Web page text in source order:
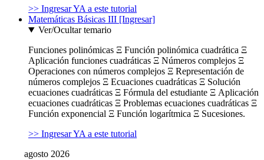
>> Ingresar YA a este tutorial
Matemáticas Básicas III [Ingresar]
Ver/Ocultar temario
Funciones polinómicas Ξ Función polinómica cuadrática Ξ
Aplicación funciones cuadráticas Ξ Números complejos Ξ
Operaciones con números complejos Ξ Representación de
números complejos Ξ Ecuaciones cuadráticas Ξ Solución
ecuaciones cuadráticas Ξ Fórmula del estudiante Ξ Aplicación
ecuaciones cuadráticas Ξ Problemas ecuaciones cuadráticas Ξ
Función exponencial Ξ Función logarítmica Ξ Sucesiones.
>> Ingresar YA a este tutorial
agosto 2026